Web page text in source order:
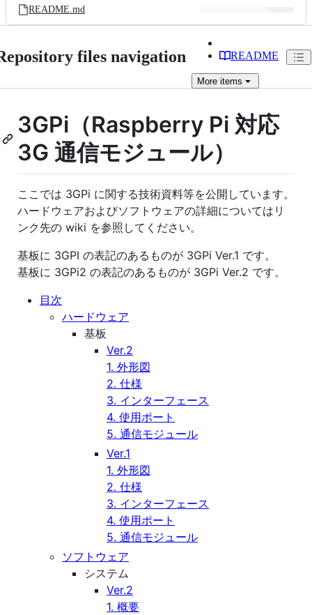
README.md
files navigation README
More items
3GPi（Raspberry Pi 対応
3G 通信モジュール）
ここでは 3GPi に関する技術資料等を公開しています。
ハードウェアおよびソフトウェアの詳細についてはリ
ンク先の wiki を参照してください。
基板に 3GPI の表記のあるものが 3GPi Ver.1 です。
基板に 3GPi2 の表記のあるものが 3GPi Ver.2 です。
目次
ハードウェア
基板
Ver.2
1. 外形図
2. 仕様
3. インターフェース
4. 使用ポート
5. 通信モジュール
Ver.1
1. 外形図
2. 仕様
3. インターフェース
4. 使用ポート
5. 通信モジュール
ソフトウェア
システム
Ver.2
1. 概要